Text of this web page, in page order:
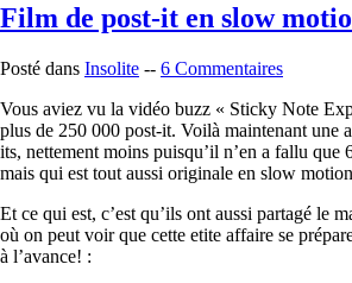
Film de post-it en slow
Posté dans Insolite -- 6 Commentaires
Vous aviez vu la vidéo buzz « Sticky Note
plus de 250 000 post-it. Voilà maintenant une
its, nettement moins puisqu’il n’en a fallu que
mais qui est tout aussi originale en slow
Et ce qui est, c’est qu’ils ont aussi partagé le
où on peut voir que cette etite affaire se
à l’avance! :